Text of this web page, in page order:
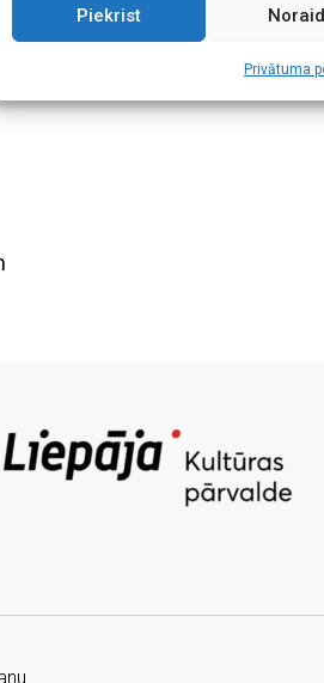
Piekrist
Privātuma